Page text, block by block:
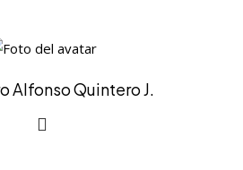
Alfonso Quintero J.